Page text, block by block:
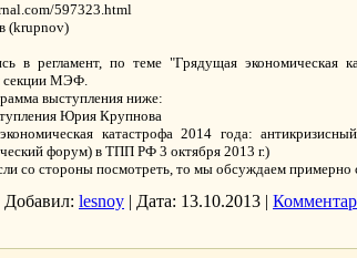
597323.html
(krupnov)
в регламент, по теме "Грядущая экономическая
секции МЭФ.
выступления ниже:
Юрия Крупнова
катастрофа 2014 года:
форум) в ТПП РФ 3 октября 2013 г.)
со стороны посмотреть, то мы обсуждаем примерно
Добавил: lesnoy | Дата: 13.10.2013 |